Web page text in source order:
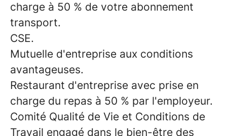
charge à 50 % de votre abonnement
transport.
CSE.
Mutuelle d'entreprise aux conditions
avantageuses.
Restaurant d'entreprise avec prise en
charge du repas à 50 % par l'employeur.
Comité Qualité de Vie et Conditions de
Travail engagé dans le bien-être des